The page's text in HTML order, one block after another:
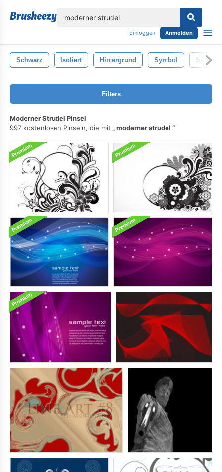
Einloggen Anmelden
Schwarz Isoliert Hintergrund Symbol
Filters
Moderner Strudel Pinsel
997 kostenlosen Pinseln, die mit
moderner strudel